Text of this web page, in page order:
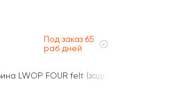
Под заказ 65
раб дней
LWOP FOUR felt (задняя стенка стекло)